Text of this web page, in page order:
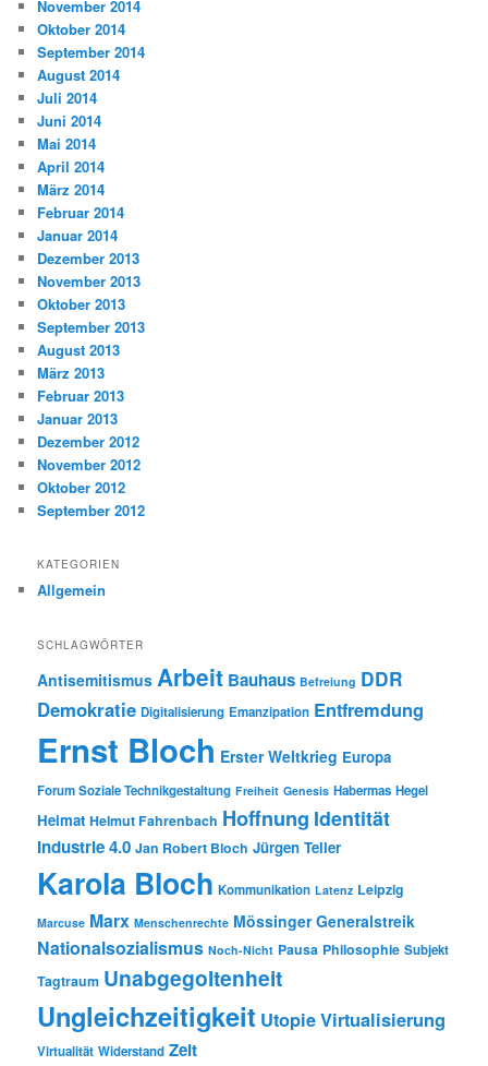
November 2014
Oktober 2014
September 2014
August 2014
Juli 2014
Juni 2014
Mai 2014
April 2014
März 2014
Februar 2014
Januar 2014
Dezember 2013
November 2013
Oktober 2013
September 2013
August 2013
März 2013
Februar 2013
Januar 2013
Dezember 2012
November 2012
Oktober 2012
September 2012
KATEGORIEN
Allgemein
SCHLAGWÖRTER
Antisemitismus Arbeit Bauhaus Befreiung DDR
Demokratie Digitalisierung Emanzipation Entfremdung
Ernst Bloch Erster Weltkrieg Europa
Forum Soziale Technikgestaltung Freiheit Genesis Habermas Hegel
Heimat Helmut Fahrenbach Hoffnung Identität
Industrie 4.0 Jan Robert Bloch Jürgen Teller
Karola Bloch Kommunikation Latenz Leipzig
Marcuse Marx Menschenrechte Mössinger Generalstreik
Nationalsozialismus Noch-Nicht Pausa Philosophie Subjekt
Tagtraum Unabgegoltenheit
Ungleichzeitigkeit UtopieVirtualisierung
Virtualität Widerstand Zeit